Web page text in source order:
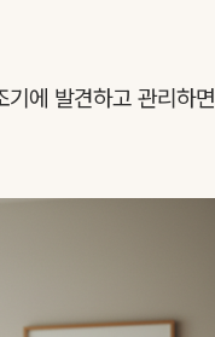
에 발견하고 관리하면